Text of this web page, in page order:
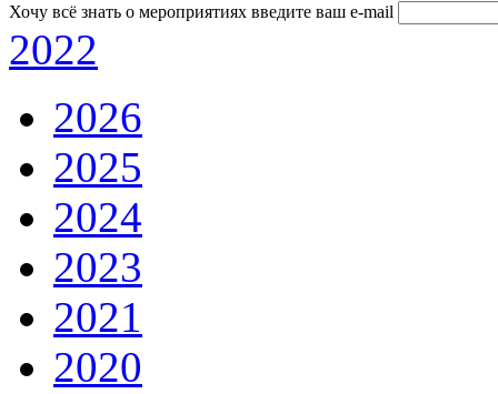
Хочу всё знать о мероприятиях введите ваш e-mail
2022
2026
2025
2024
2023
2021
2020